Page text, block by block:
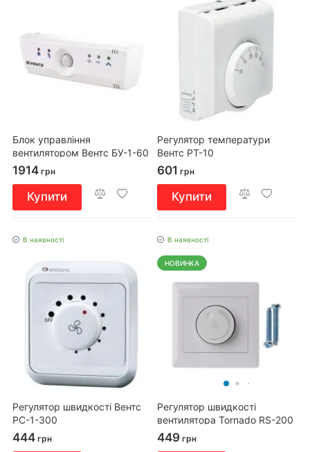
Блок управління
вентилятором Вентс БУ-1-60
1914 грн
Купити
Регулятор температури
Вентс РТ-10
601 грн
Купити
В наявності
Регулятор швидкості Вентс
РС-1-300
444 грн
В наявності
НОВИНКА
Регулятор швидкості
вентилятора Tornado RS-200
449 грн